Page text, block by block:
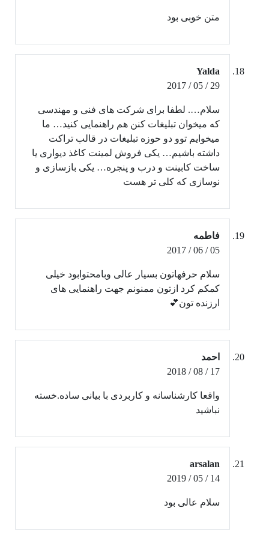
متن خوبی بود
Yalda
29 / 05 / 2017
سلام…. لطفا برای شرکت های فنی و مهندسی
که میخوان تبلیغات کنن هم راهنمایی کنید… ما
میخوایم توو دو حوزه تبلیغات در قالب تراکت
داشته باشیم… یکی فروش لمینت کاغذ دیواری یا
ساخت کابینت و درب و پنجره… یکی بازسازی و
نوسازی که کلی تر هست
فاطمه
05 / 06 / 2017
سلام حرفهاتون بسیار عالی وبامحتوابود خیلی
کمکم کرد ازتون ممنونم جهت راهنمایی های
ارزنده تون💕
احمد
17 / 08 / 2018
واقعا کارشناسانه و کاربردی با بیانی ساده.خسته
نباشید
arsalan
14 / 05 / 2019
سلام عالی بود